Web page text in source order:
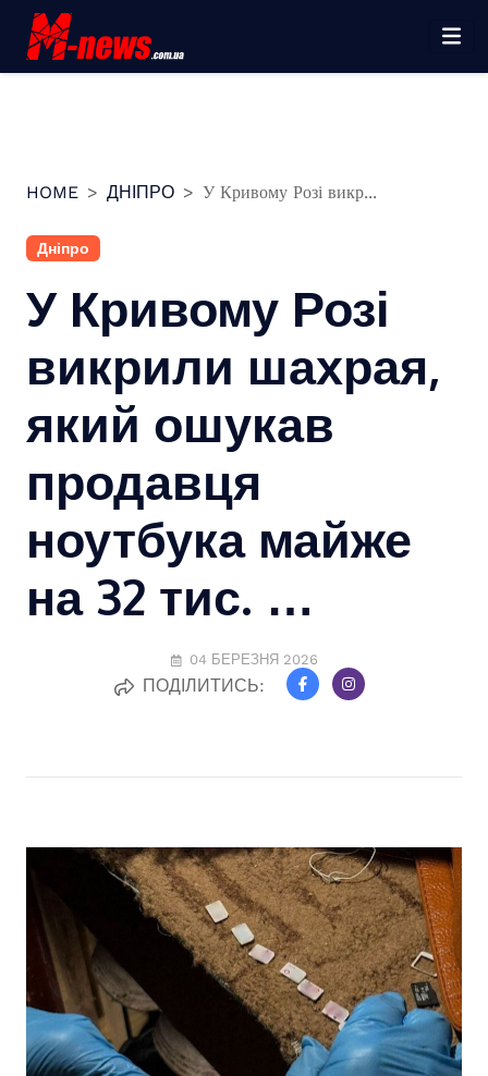
Перейти
вмісту
HOME ДНІПРО У Кривому Розі викр...
Дніпро
У Кривому Розі
викрили шахрая,
який ошукав
продавця
ноутбука майже
на 32 тис. …
04 БЕРЕЗНЯ 2026
ПОДІЛИТИСЬ: